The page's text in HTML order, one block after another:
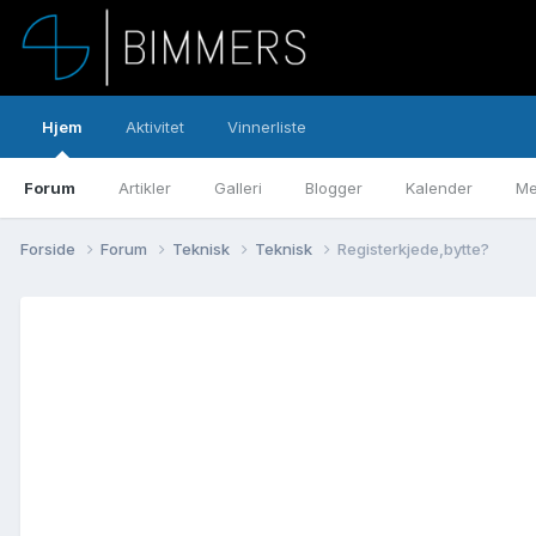
Hjem
Forum Artikler Galleri Blogger Kalender
Aktivitet Vinnerliste
Forside Forum Teknisk Teknisk Registerkjede,bytte?